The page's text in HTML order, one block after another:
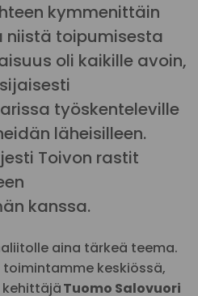
kymmenittäin
niistä toipumisesta
oli kaikille avoin,
työskenteleville
läheisilleen.
Toivon rastit
kanssa.
aina tärkeä teema.
keskiössä,
Tuomo Salovuori